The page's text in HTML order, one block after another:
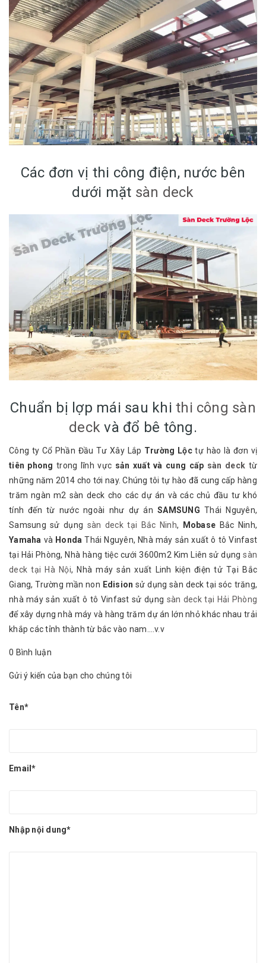
Các đơn vị thi công điện, nước bên
dưới mặt sàn deck
Chuẩn bị lợp mái sau khithi công sàn
deck và đổ bê tông.
Công ty Cổ Phần Đầu Tư Xây Lắp Trường Lộctự hào là đơn vị
tiên phong trong lĩnh vực sản xuất và cung cấp sàn deck từ
những năm 2014 cho tới nay. Chúng tôi tự hào đã cung cấp hàng
trăm ngàn m2 sàn deck cho các dự án và các chủ đầu tư khó
tính đến từ nước ngoài như dự ánSAMSUNG Thái Nguyên,
Samsung sử dụng sàn deck tại Bắc Ninh, Mobase Bắc Ninh,
Yamaha và Honda Thái Nguyên, Nhà máy sản xuất ô tô Vinfast
tại Hải Phòng, Nhà hàng tiệc cưới 3600m2 Kim Liên sử dụngsàn
deck tại Hà Nội, Nhà máy sản xuất Linh kiện điện tử Tại Bắc
Giang, Trường mần non Edisionsử dụng sàn deck tại sóc trăng,
nhà máy sản xuất ô tô Vinfast sử dụng sàn deck tại Hải Phòng
để xây dựng nhà máy và hàng trăm dự án lớn nhỏ khác nhau trải
khắp các tỉnh thành từ bắc vào nam….v.v
0 Bình luận
Gửi ý kiến của bạn cho chúng tôi
Tên*
Email*
Nhập nội dung*